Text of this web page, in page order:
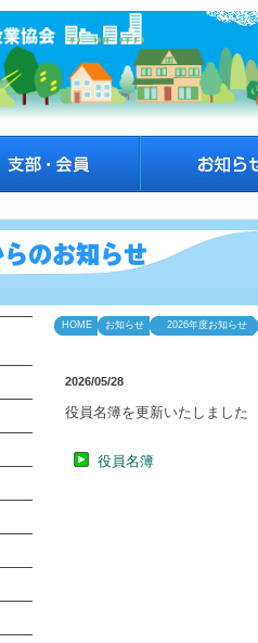
HOME お知らせ 2026年度お知らせ
2026/05/28
役員名簿を更新いたしました
役員名簿